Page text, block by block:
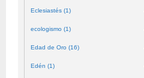
Eclesiastés (1)
ecologismo (1)
Edad de Oro (16)
Edén (1)